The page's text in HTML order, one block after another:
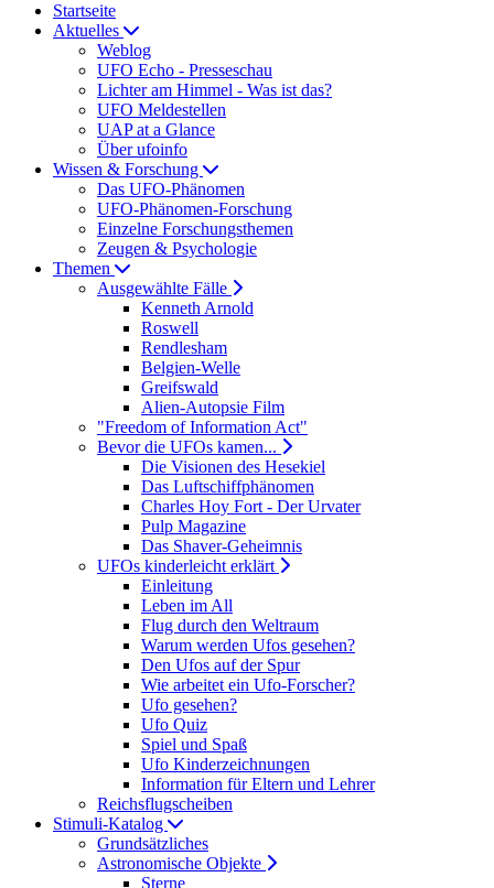
Startseite
Aktuelles
Weblog
UFO Echo - Presseschau
Lichter am Himmel - Was ist das?
UFO Meldestellen
UAP at a Glance
Über ufoinfo
Wissen & Forschung
Das UFO-Phänomen
UFO-Phänomen-Forschung
Einzelne Forschungsthemen
Zeugen & Psychologie
Themen
Ausgewählte Fälle
Kenneth Arnold
Roswell
Rendlesham
Belgien-Welle
Greifswald
Alien-Autopsie Film
"Freedom of Information Act"
Bevor die UFOs kamen...
Die Visionen des Hesekiel
Das Luftschiffphänomen
Charles Hoy Fort - Der Urvater
Pulp Magazine
Das Shaver-Geheimnis
UFOs kinderleicht erklärt
Einleitung
Leben im All
Flug durch den Weltraum
Warum werden Ufos gesehen?
Den Ufos auf der Spur
Wie arbeitet ein Ufo-Forscher?
Ufo gesehen?
Ufo Quiz
Spiel und Spaß
Ufo Kinderzeichnungen
Information für Eltern und Lehrer
Reichsflugscheiben
Stimuli-Katalog
Grundsätzliches
Astronomische Objekte
Sterne